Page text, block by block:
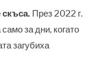
През 2022 г.
за дни, когато
загубиха